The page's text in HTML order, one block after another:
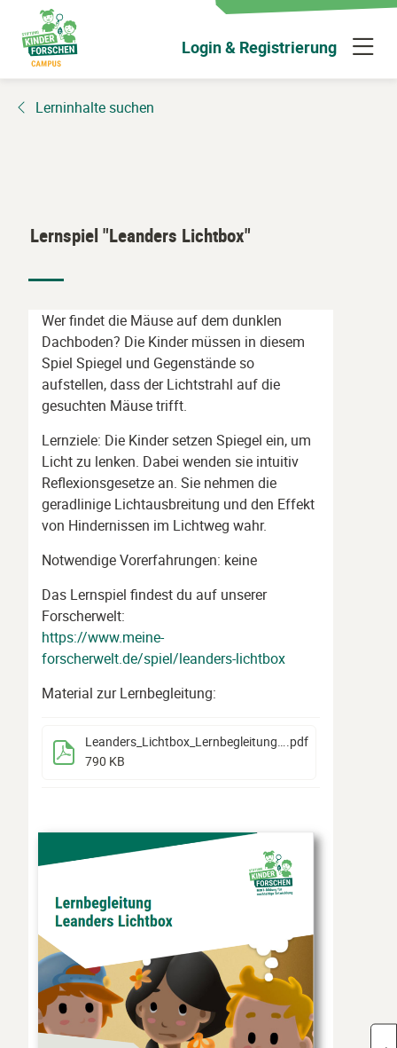
Hauptinhalt
wechseln
Login & Registrierung
Lerninhalte suchen
Lernspiel "Leanders Lichtbox"
Wer findet die Mäuse auf dem dunklen
Dachboden? Die Kinder müssen in diesem
Spiel Spiegel und Gegenstände so
aufstellen, dass der Lichtstrahl auf die
gesuchten Mäuse trifft.
Lernziele: Die Kinder setzen Spiegel ein, um
Licht zu lenken. Dabei wenden sie intuitiv
Reflexionsgesetze an. Sie nehmen die
geradlinige Lichtausbreitung und den Effekt
von Hindernissen im Lichtweg wahr.
Notwendige Vorerfahrungen: keine
Das Lernspiel findest du auf unserer
Forscherwelt:
https://www.meine-
forscherwelt.de/spiel/leanders-lichtbox
Material zur Lernbegleitung:
Leanders_Lichtbox_Lernbegleitung_2024.pdf
790 KB